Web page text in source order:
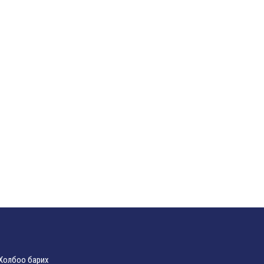
барих